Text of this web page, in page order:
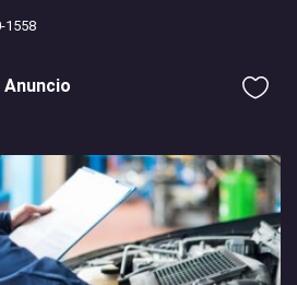
1558
Anuncio